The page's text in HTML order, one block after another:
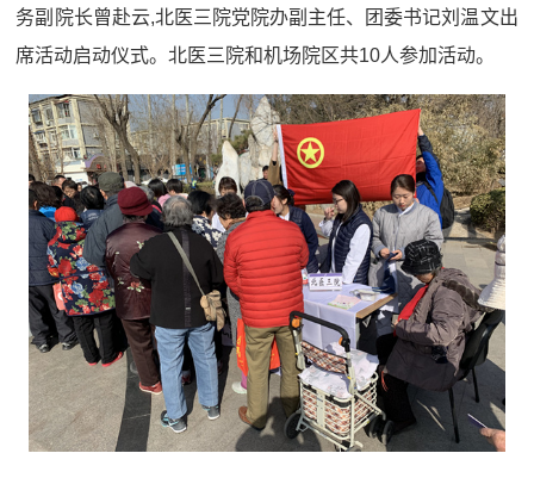
务副院长曾赴云,北医三院党院办副主任、团委书记刘温文出
席活动启动仪式。北医三院和机场院区共10人参加活动。